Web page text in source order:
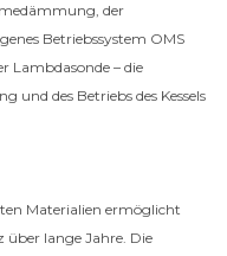
der
Betriebssystem OMS
Lambdasonde – die
und des Betriebs des Kessels
Materialien ermöglicht
über lange Jahre. Die